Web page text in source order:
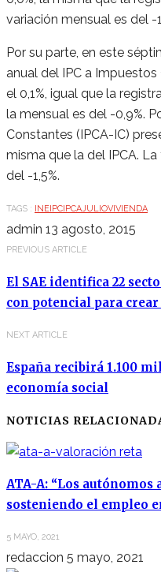
variación mensual es del -
Por su parte, en este
anual del IPC a
el 0,1%, igual que la
la mensual es del -0,9%.
Constantes (IPCA-IC)
misma que la del IPCA.
del -1,5%.
TAGS : INE IPC IPCAJULIOVIVIENDA
admin 13 agosto, 2015
PREVIOUS ARTICLE
El SAE identifica 22
con potencial para
NEXT ARTICLE
España recibirá 1.100
economía social
NOTICIAS
ATA-A: “Los autónomos
sosteniendo el empleo
5 MAYO, 2021
redaccion 5 mayo, 2021